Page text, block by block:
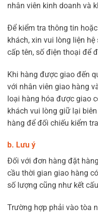
nhân viên kinh doanh và
Để kiểm tra thông tin
khách, xin vui lòng liện
cấp tên, số điện thoại để
Khi hàng được giao đến
với nhân viên giao hàng
loại hàng hóa được giao
khách vui lòng giữ lại
hàng để đối chiếu kiểm
b. Lưu ý
Đối với đơn hàng đặt
cầu thời gian giao hàng
số lượng cũng như kết
Trường hợp phải vào tòa